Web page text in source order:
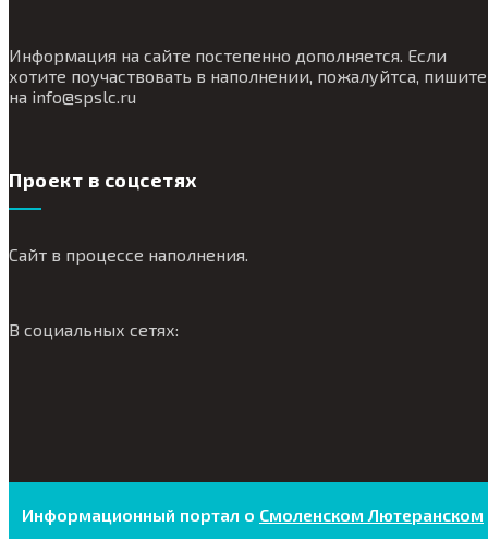
Информация на сайте постепенно дополняется. Если
хотите поучаствовать в наполнении, пожалуйтса, пишите
на info@spslc.ru
Проект в соцсетях
Сайт в процессе наполнения.
В социальных сетях:
Информационный портал о Смоленском Лютеранском